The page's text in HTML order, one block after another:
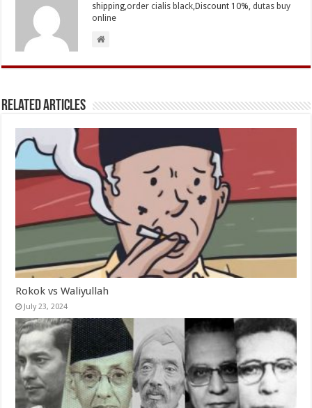
shipping,order cialis black,Discount 10%,dutas buy
online
Related Articles
Rokok vs Waliyullah
July 23, 2024